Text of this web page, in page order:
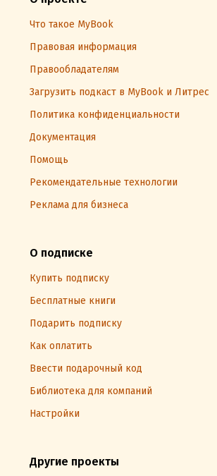
Что такое MyBook
Правовая информация
Правообладателям
Загрузить подкаст в MyBook и Литрес
Политика конфиденциальности
Документация
Помощь
Рекомендательные технологии
Реклама для бизнеса
О подписке
Купить подписку
Бесплатные книги
Подарить подписку
Как оплатить
Ввести подарочный код
Библиотека для компаний
Настройки
Другие проекты